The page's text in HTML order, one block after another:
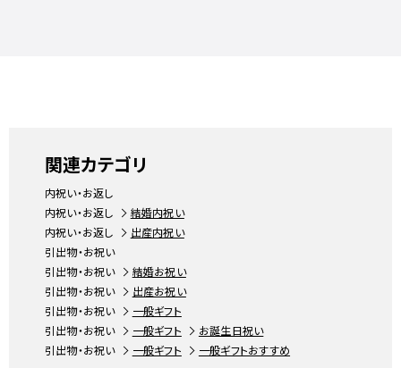
関連カテゴリ
内祝い・お返し
内祝い・お返し
結婚内祝い
内祝い・お返し
出産内祝い
引出物・お祝い
引出物・お祝い
結婚お祝い
引出物・お祝い
出産お祝い
引出物・お祝い
一般ギフト
引出物・お祝い
一般ギフト
お誕生日祝い
引出物・お祝い
一般ギフト 一般ギフトおすすめ